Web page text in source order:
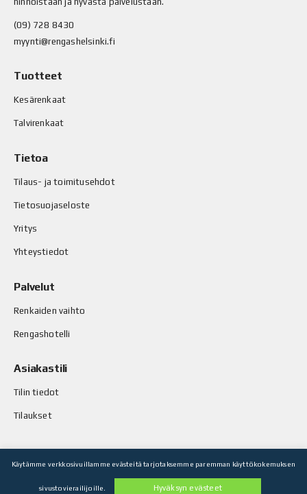
(09) 728 8430
myynti@rengashelsinki.fi
Tuotteet
Kesärenkaat
Talvirenkaat
Tietoa
Tilaus- ja toimitusehdot
Tietosuojaseloste
Yritys
Yhteystiedot
Palvelut
Renkaiden vaihto
Rengashotelli
Asiakastili
Tilin tiedot
Tilaukset
© Stop-Rust Oy. Kaikki oikeudet pidätetään.
Käytämme verkkosivuillamme evästeitä tarjotaksemme paremman käyttökokemuksen
sivustovierailijoille. Hyväksyn evästeet